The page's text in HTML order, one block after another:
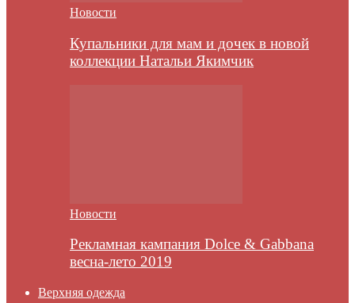
Новости
Купальники для мам и дочек в новой
коллекции Натальи Якимчик
Новости
Рекламная кампания Dolce & Gabbana
весна-лето 2019
Верхняя одежда